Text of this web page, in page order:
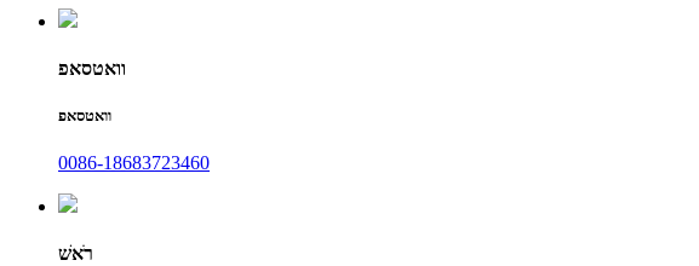
וואטסאפ
וואטסאפ
0086-18683723460
רֹאשׁ